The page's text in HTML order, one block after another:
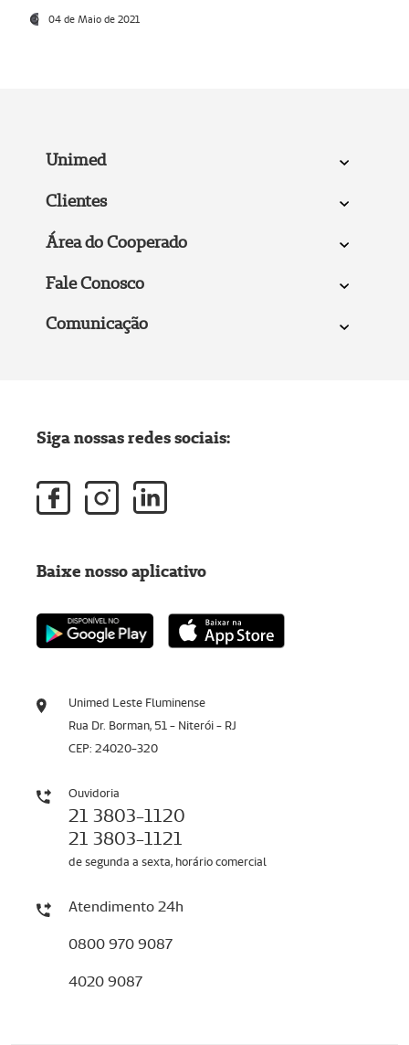
04 de Maio de 2021
Unimed
Clientes
Área do Cooperado
Fale Conosco
Comunicação
Unimed Leste Fluminense
Rua Dr. Borman, 51 - Niterói - RJ
CEP: 24020-320
Ouvidoria
21 3803-1120
21 3803-1121
de segunda a sexta, horário comercial
Atendimento 24h
0800 970 9087
4020 9087
Siga nossas redes sociais:
Baixe nosso aplicativo